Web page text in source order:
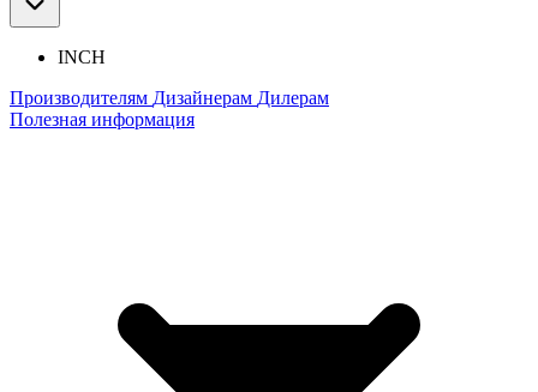
INCH
Производителям Дизайнерам Дилерам
Полезная информация